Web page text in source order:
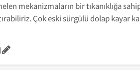
mekanizmaların bir tıkanıklığa
Çok eski sürgülü dolap kayar